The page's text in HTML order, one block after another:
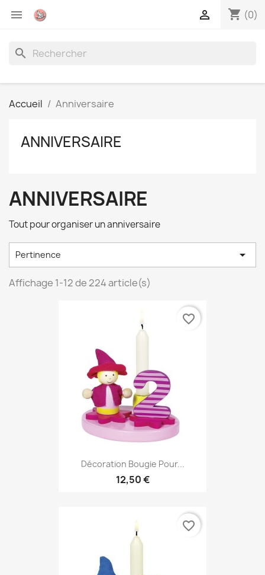
 shopping_cart (0)

search
Accueil Anniversaire
ANNIVERSAIRE
ANNIVERSAIRE
Tout pour organiser un anniversaire
Pertinence 
Affichage 1-12 de 224 article(s)
Décoration Bougie Pour...
12,50 €
favorite_border
favorite_border